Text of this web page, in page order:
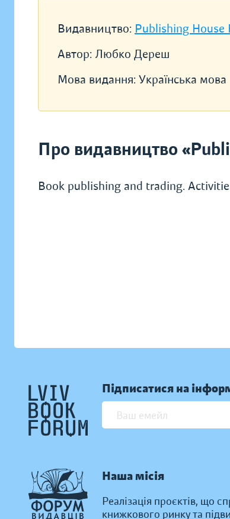
Видавництво: Publishing House
Автор: Любко Дереш
Мова видання: Українська мова
Про видавництво
Book publishing and trading.
Підписатися на
Наша місія
Реалізація проєктів, що
книжкового ринку та